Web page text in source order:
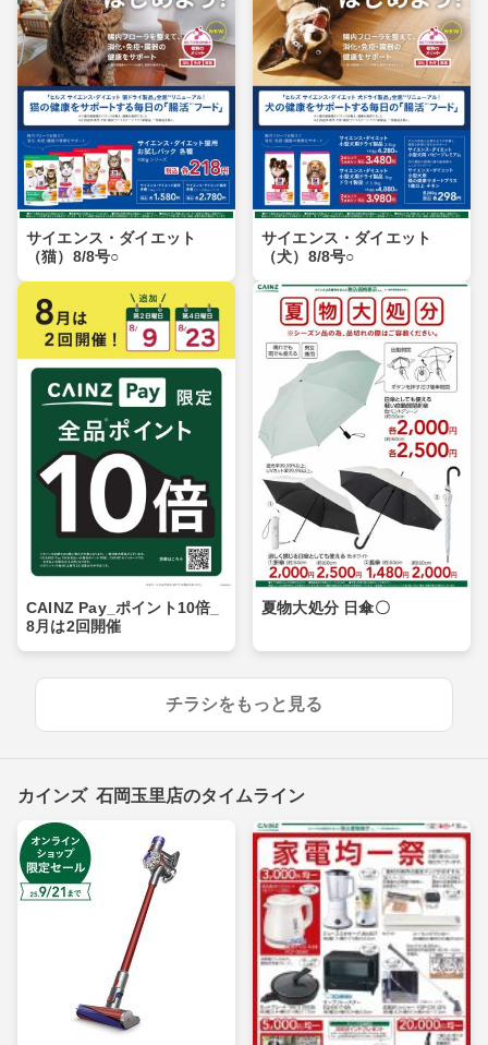
サイエンス・ダイエット
（猫）8/8号○
サイエンス・ダイエット
（犬）8/8号○
CAINZ Pay_ポイント10倍_
8月は2回開催
夏物大処分 日傘〇
チラシをもっと見る
カインズ 石岡玉里店のタイムライン